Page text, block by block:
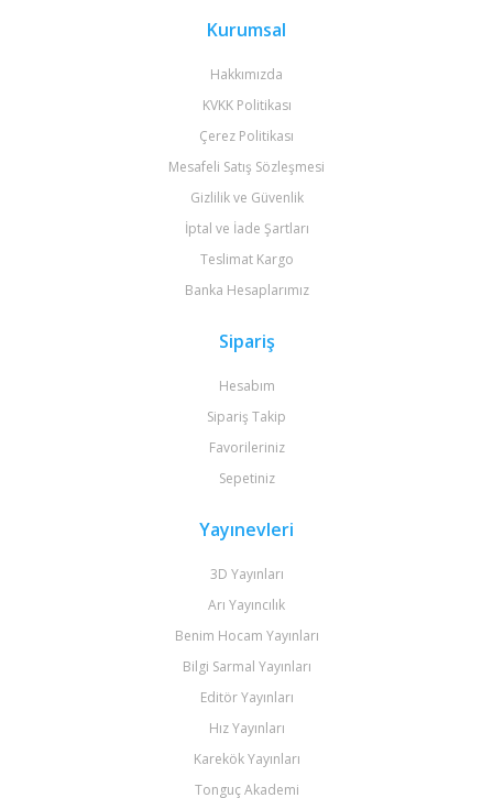
Kurumsal
Hakkımızda
KVKK Politikası
Çerez Politikası
Mesafeli Satış Sözleşmesi
Gizlilik ve Güvenlik
İptal ve İade Şartları
Teslimat Kargo
Banka Hesaplarımız
Sipariş
Hesabım
Sipariş Takip
Favorileriniz
Sepetiniz
Yayınevleri
3D Yayınları
Arı Yayıncılık
Benim Hocam Yayınları
Bilgi Sarmal Yayınları
Editör Yayınları
Hız Yayınları
Karekök Yayınları
Tonguç Akademi